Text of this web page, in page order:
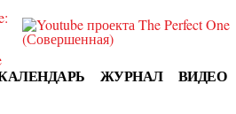
ЖУРНАЛ ВИДЕО